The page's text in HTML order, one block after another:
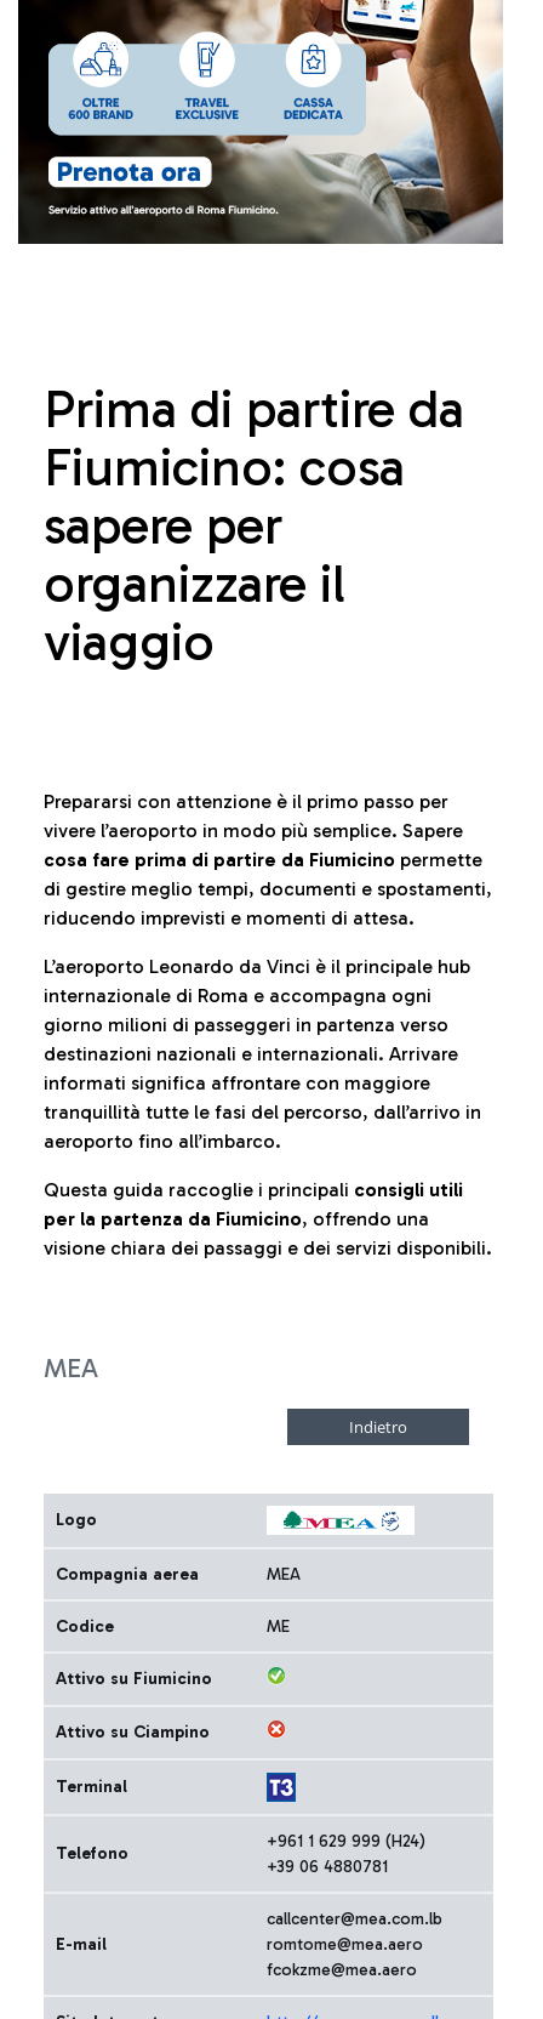
Prima di partire da
Fiumicino: cosa
sapere per
organizzare il
viaggio
Prepararsi con attenzione è il primo passo per
vivere l’aeroporto in modo più semplice. Sapere
cosa fare prima di partire da Fiumicino permette
di gestire meglio tempi, documenti e spostamenti,
riducendo imprevisti e momenti di attesa.
L’aeroporto Leonardo da Vinci è il principale hub
internazionale di Roma e accompagna ogni
giorno milioni di passeggeri in partenza verso
destinazioni nazionali e internazionali. Arrivare
informati significa affrontare con maggiore
tranquillità tutte le fasi del percorso, dall’arrivo in
aeroporto fino all’imbarco.
Questa guida raccoglie i principali consigli utili
per la partenza da Fiumicino, offrendo una
visione chiara dei passaggi e dei servizi disponibili.
MEA
Logo
Compagnia aerea MEA
Codice ME
Attivo su Fiumicino
Attivo su Ciampino
Terminal
Telefono
+961 1 629 999 (H24)
+39 06 4880781
E-mail
callcenter@mea.com.lb
romtome@mea.aero
fcokzme@mea.aero